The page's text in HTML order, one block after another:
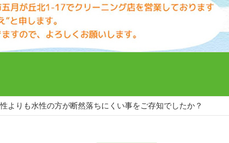
よりも水性の方が断然落ちにくい事をご存知でしたか？